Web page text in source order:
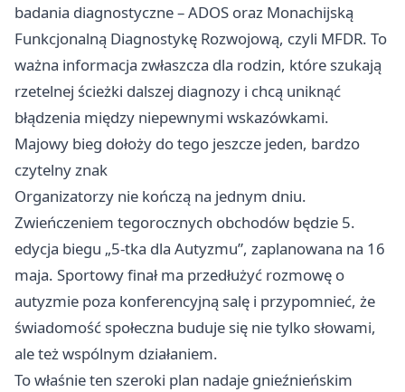
badania diagnostyczne – ADOS oraz Monachijską
Funkcjonalną Diagnostykę Rozwojową, czyli MFDR. To
ważna informacja zwłaszcza dla rodzin, które szukają
rzetelnej ścieżki dalszej diagnozy i chcą uniknąć
błądzenia między niepewnymi wskazówkami.
Majowy bieg dołoży do tego jeszcze jeden, bardzo
czytelny znak
Organizatorzy nie kończą na jednym dniu.
Zwieńczeniem tegorocznych obchodów będzie 5.
edycja biegu „5-tka dla Autyzmu”, zaplanowana na 16
maja. Sportowy finał ma przedłużyć rozmowę o
autyzmie poza konferencyjną salę i przypomnieć, że
świadomość społeczna buduje się nie tylko słowami,
ale też wspólnym działaniem.
To właśnie ten szeroki plan nadaje gnieźnieńskim